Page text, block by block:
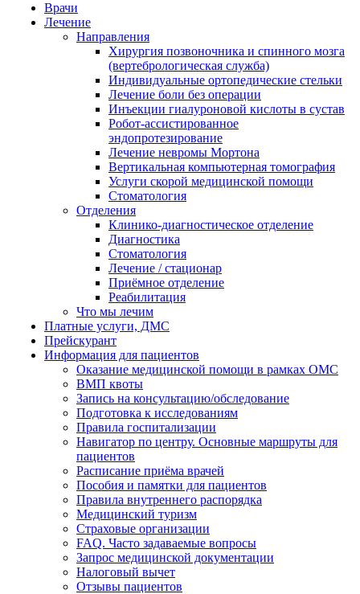
Врачи
Лечение
Направления
Хирургия позвоночника и спинного мозга
(вертебрологическая служба)
Индивидуальные ортопедические стельки
Лечение боли без операции
Инъекции гиалуроновой кислоты в сустав
Робот-ассистированное
эндопротезирование
Лечение невромы Мортона
Вертикальная компьютерная томография
Услуги скорой медицинской помощи
Стоматология
Отделения
Клинико-диагностическое отделение
Диагностика
Стоматология
Лечение / стационар
Приёмное отделение
Реабилитация
Что мы лечим
Платные услуги, ДМС
Прейскурант
Информация для пациентов
Оказание медицинской помощи в рамках ОМС
ВМП квоты
Запись на консультацию/обследование
Подготовка к исследованиям
Правила госпитализации
Навигатор по центру. Основные маршруты для
пациентов
Расписание приёма врачей
Пособия и памятки для пациентов
Правила внутреннего распорядка
Медицинский туризм
Страховые организации
FAQ. Часто задаваемые вопросы
Запрос медицинской документации
Налоговый вычет
Отзывы пациентов